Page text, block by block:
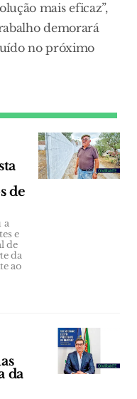
mais eficaz”,
demorará
no próximo
de
a
e
de
da
ao
da